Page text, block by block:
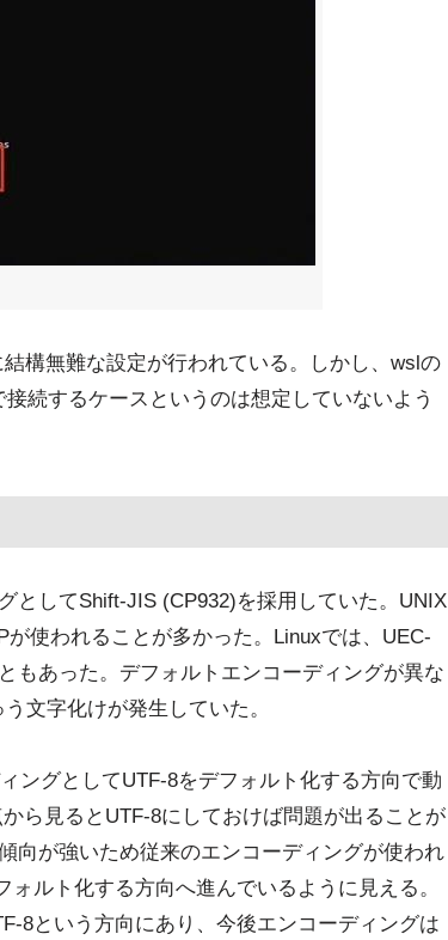
構無難な設定が行われている。しかし、wslの
続するケースというのは想定していないよう
としてShift-JIS (CP932)を採用していた。UNIX
使われることが多かった。Linuxでは、UEC-
もあった。デフォルトエンコーディングが異な
文字化けが発生していた。
ングとしてUTF-8をデフォルト化する方向で動
ら見るとUTF-8にしておけば問題が出ることが
向が強いため従来のエンコーディングが使われ
ルト化する方向へ進んでいるように見える。
8という方向にあり、今後エンコーディングは